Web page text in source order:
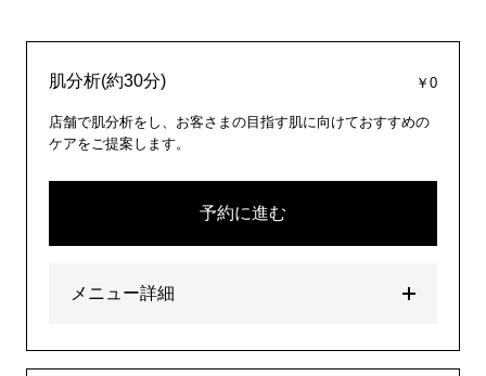
肌分析(約30分) ￥0
店舗で肌分析をし、お客さまの目指す肌に向けておすすめの
ケアをご提案します。
予約に進む
メニュー詳細